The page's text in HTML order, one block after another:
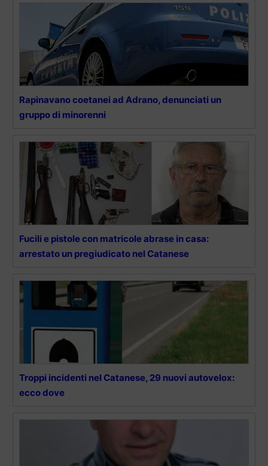
Rapinavano coetanei ad Adrano, denunciati un
gruppo di minorenni
Fucili e pistole con matricole abrase in casa:
arrestato un pregiudicato nel Catanese
Troppi incidenti nel Catanese, 29 nuovi autovelox:
ecco dove